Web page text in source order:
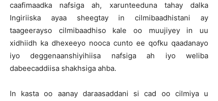
caafimaadka nafsiga ah, xarunteeduna tahay dalka
Ingiriiska ayaa sheegtay in cilmibaadhistani ay
taageerayso cilmibaadhiso kale oo muujiyey in uu
xidhiidh ka dhexeeyo nooca cunto ee qofku qaadanayo
iyo deggenaanshiyihiisa nafsiga ah iyo weliba
dabeecaddiisa shakhsiga ahba.
In kasta oo aanay daraasaddani si cad oo cilmiya u